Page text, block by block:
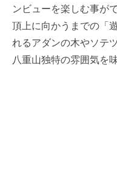
ンビューを楽しむ事が
頂上に向かうまでの「
れるアダンの木やソテ
八重山独特の雰囲気を